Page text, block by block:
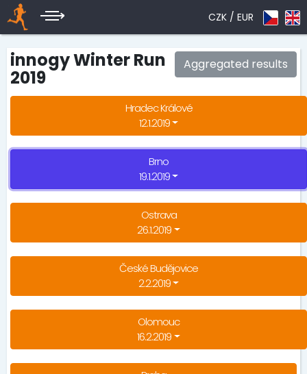
CZK / EUR
Aggregated results
innogy Winter Run
2019
Hradec Králové
12.1.2019
Brno
19.1.2019
Ostrava
26.1.2019
České Budějovice
2.2.2019
Olomouc
16.2.2019